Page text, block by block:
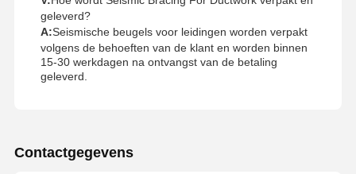
geleverd?
A:Seismische beugels voor leidingen worden verpakt
volgens de behoeften van de klant en worden binnen
15-30 werkdagen na ontvangst van de betaling
geleverd.
Contactgegevens